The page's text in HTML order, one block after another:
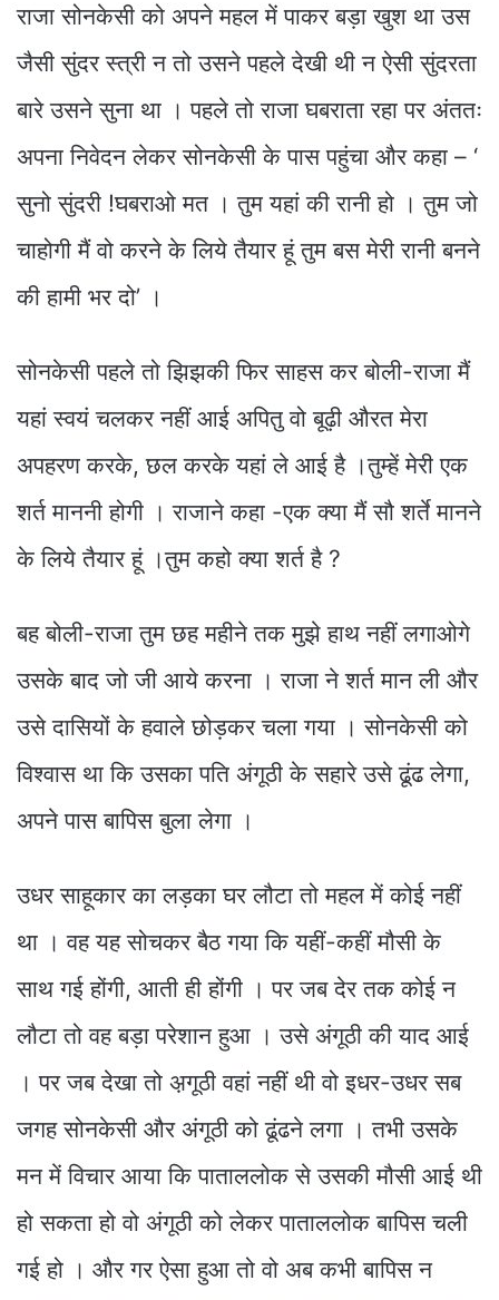
राजा सोनकेसी को अपने महल में पाकर बड़ा खुश था उस
जैसी सुंदर स्त्री न तो उसने पहले देखी थी न ऐसी सुंदरता
बारे उसने सुना था । पहले तो राजा घबराता रहा पर अंततः
अपना निवेदन लेकर सोनकेसी के पास पहुंचा और कहा – ‘
सुनो सुंदरी !घबराओ मत । तुम यहां की रानी हो । तुम जो
चाहोगी मैं वो करने के लिये तैयार हूं तुम बस मेरी रानी बनने
की हामी भर दो’ ।
सोनकेसी पहले तो झिझकी फिर साहस कर बोली-राजा मैं
यहां स्वयं चलकर नहीं आई अपितु वो बूढ़ी औरत मेरा
अपहरण करके, छल करके यहां ले आई है ।तुम्हें मेरी एक
शर्त माननी होगी । राजाने कहा -एक क्या मैं सौ शर्ते मानने
के लिये तैयार हूं ।तुम कहो क्या शर्त है ?
बह बोली-राजा तुम छह महीने तक मुझे हाथ नहीं लगाओगे
उसके बाद जो जी आये करना । राजा ने शर्त मान ली और
उसे दासियों के हवाले छोड़कर चला गया । सोनकेसी को
विश्वास था कि उसका पति अंगूठी के सहारे उसे ढूंढ लेगा,
अपने पास बापिस बुला लेगा ।
उधर साहूकार का लड़का घर लौटा तो महल में कोई नहीं
था । वह यह सोचकर बैठ गया कि यहीं-कहीं मौसी के
साथ गई होंगी, आती ही होंगी । पर जब देर तक कोई न
लौटा तो वह बड़ा परेशान हुआ । उसे अंगूठी की याद आई
। पर जब देखा तो अ़गूठी वहां नहीं थी वो इधर-उधर सब
जगह सोनकेसी और अंगूठी को ढूंढने लगा । तभी उसके
मन में विचार आया कि पाताललोक से उसकी मौसी आई थी
हो सकता हो वो अंगूठी को लेकर पाताललोक बापिस चली
गई हो । और गर ऐसा हुआ तो वो अब कभी बापिस न